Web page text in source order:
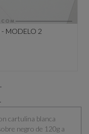
- MODELO 2
cartulina blanca
negro de 120g a